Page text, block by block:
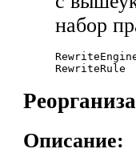
набор
Описание: